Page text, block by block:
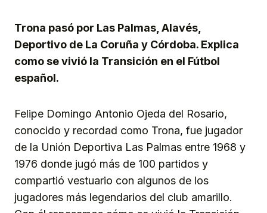
Trona pasó por Las Palmas, Alavés,
Deportivo de La Coruña y Córdoba. Explica
como se vivió la Transición en el Fútbol
español.
Felipe Domingo Antonio Ojeda del Rosario,
conocido y recordad como Trona, fue jugador
de la Unión Deportiva Las Palmas entre 1968 y
1976 donde jugó más de 100 partidos y
compartió vestuario con algunos de los
jugadores más legendarios del club amarillo.